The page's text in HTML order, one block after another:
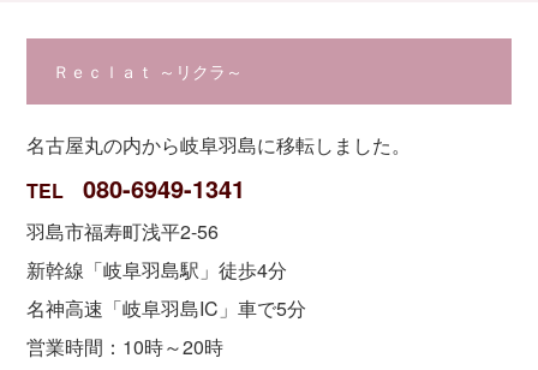
Ｒｅｃｌａｔ ～リクラ～
名古屋丸の内から岐阜羽島に移転しました。
TEL
080-6949-1341
羽島市福寿町浅平2-56
新幹線「岐阜羽島駅」徒歩4分
名神高速「岐阜羽島IC」車で5分
営業時間：10時～20時